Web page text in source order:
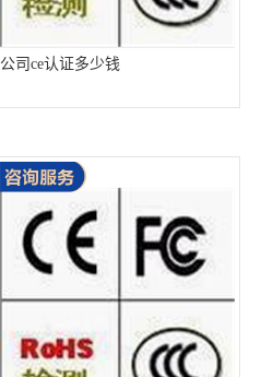
公司ce认证多少钱